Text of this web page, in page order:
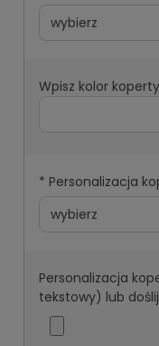
Wpisz kolor
* Personalizacja
Personalizacja
tekstowy) lub